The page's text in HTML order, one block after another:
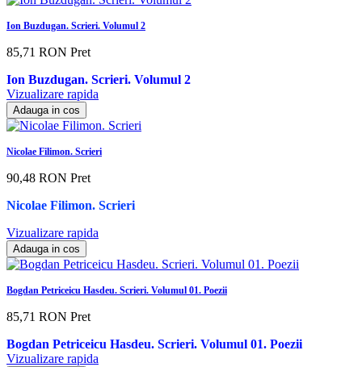
Ion Buzdugan. Scrieri. Volumul 2
85,71 RON Pret
Ion Buzdugan. Scrieri. Volumul 2
Vizualizare rapida
Adauga in cos
Nicolae Filimon. Scrieri
90,48 RON Pret
Nicolae Filimon. Scrieri
Vizualizare rapida
Adauga in cos
Bogdan Petriceicu Hasdeu. Scrieri. Volumul 01. Poezii
85,71 RON Pret
Bogdan Petriceicu Hasdeu. Scrieri. Volumul 01. Poezii
Vizualizare rapida